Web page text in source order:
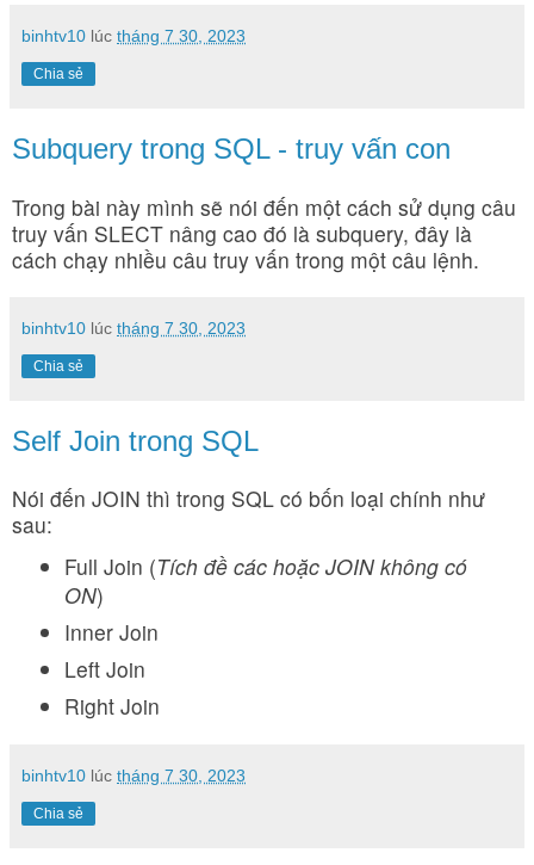
binhtv10 lúc tháng 7 30, 2023
Chia sẻ
Subquery trong SQL - truy vấn con
Trong bài này mình sẽ nói đến một cách sử dụng câu
truy vấn SLECT nâng cao đó là subquery, đây là
cách chạy nhiều câu truy vấn trong một câu lệnh.
binhtv10 lúc tháng 7 30, 2023
Chia sẻ
Self Join trong SQL
Nói đến JOIN thì trong SQL có bốn loại chính như
sau:
Full Join (Tích đề các hoặc JOIN không có
ON)
Inner Join
Left Join
Right Join
binhtv10 lúc tháng 7 30, 2023
Chia sẻ